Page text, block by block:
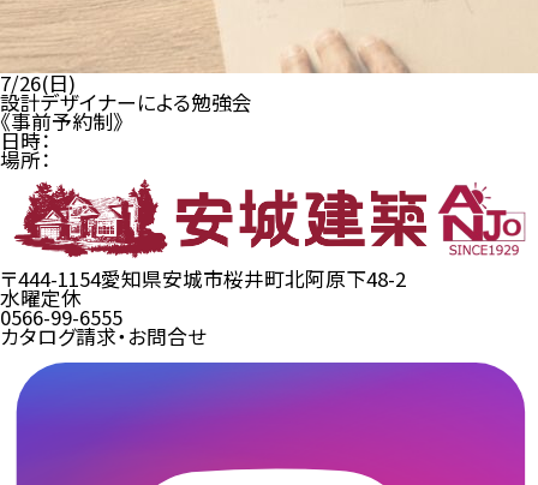
7/26(日)
設計デザイナーによる勉強会
《事前予約制》
日時：
場所：
〒444-1154愛知県安城市桜井町北阿原下48-2
水曜定休
0566-99-6555
カタログ請求・お問合せ